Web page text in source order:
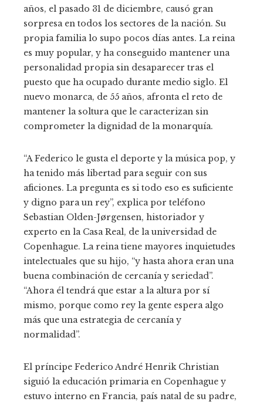
años, el pasado 31 de diciembre, causó gran
sorpresa en todos los sectores de la nación. Su
propia familia lo supo pocos días antes. La reina
es muy popular, y ha conseguido mantener una
personalidad propia sin desaparecer tras el
puesto que ha ocupado durante medio siglo. El
nuevo monarca, de 55 años, afronta el reto de
mantener la soltura que le caracterizan sin
comprometer la dignidad de la monarquía.
“A Federico le gusta el deporte y la música pop, y
ha tenido más libertad para seguir con sus
aficiones. La pregunta es si todo eso es suficiente
y digno para un rey”, explica por teléfono
Sebastian Olden-Jørgensen, historiador y
experto en la Casa Real, de la universidad de
Copenhague. La reina tiene mayores inquietudes
intelectuales que su hijo, “y hasta ahora eran una
buena combinación de cercanía y seriedad”.
“Ahora él tendrá que estar a la altura por sí
mismo, porque como rey la gente espera algo
más que una estrategia de cercanía y
normalidad”.
El príncipe Federico André Henrik Christian
siguió la educación primaria en Copenhague y
estuvo interno en Francia, país natal de su padre,